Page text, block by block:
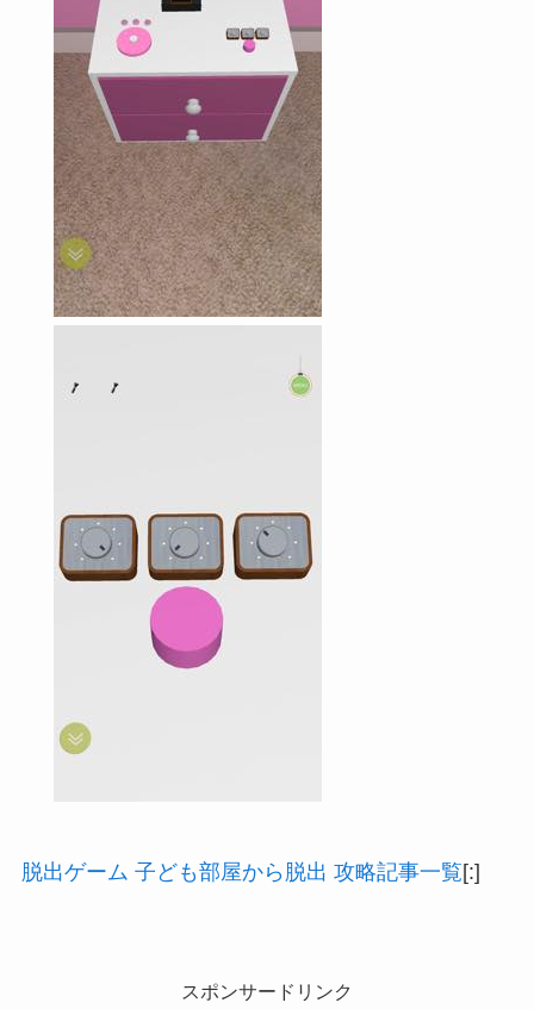
脱出ゲーム 子ども部屋から脱出 攻略記事一覧[:]
スポンサードリンク